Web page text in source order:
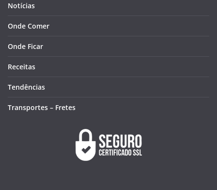
Notícias
Onde Comer
Onde Ficar
Receitas
Tendências
Transportes – Fretes